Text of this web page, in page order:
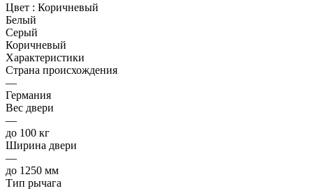
Цвет : Коричневый
Белый
Серый
Коричневый
Характеристики
Страна происхождения
—
Германия
Вес двери
—
до 100 кг
Ширина двери
—
до 1250 мм
Тип рычага